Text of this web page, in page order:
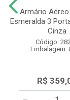
Armário Aéreo
Esmeralda 3
Cinza
Código:
Embalagem:
R$